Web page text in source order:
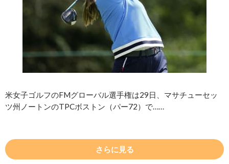
米女子ゴルフのFMグローバル選手権は29日、マサチューセッ
ツ州ノートンのTPCボストン（パー72）で……
さらに見る